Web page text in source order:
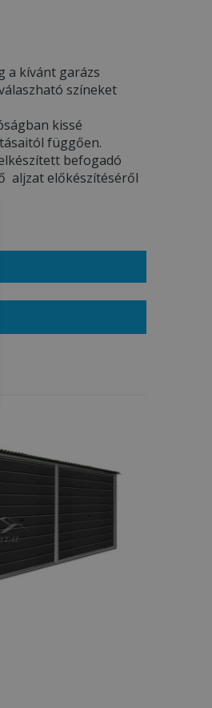
a kívánt garázs
színeket
kissé
függően.
befogadó
aljzat előkészítéséről